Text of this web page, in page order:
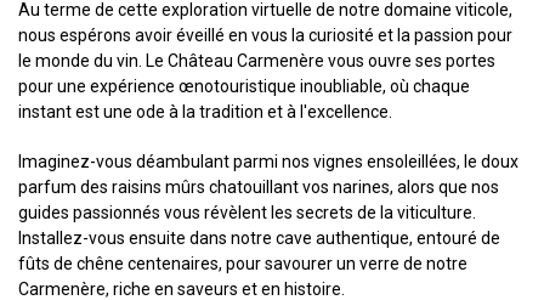
Au terme de cette exploration virtuelle de notre domaine viticole,
nous espérons avoir éveillé en vous la curiosité et la passion pour
le monde du vin. Le Château Carmenère vous ouvre ses portes
pour une expérience œnotouristique inoubliable, où chaque
instant est une ode à la tradition et à l'excellence.
Imaginez-vous déambulant parmi nos vignes ensoleillées, le doux
parfum des raisins mûrs chatouillant vos narines, alors que nos
guides passionnés vous révèlent les secrets de la viticulture.
Installez-vous ensuite dans notre cave authentique, entouré de
fûts de chêne centenaires, pour savourer un verre de notre
Carmenère, riche en saveurs et en histoire.